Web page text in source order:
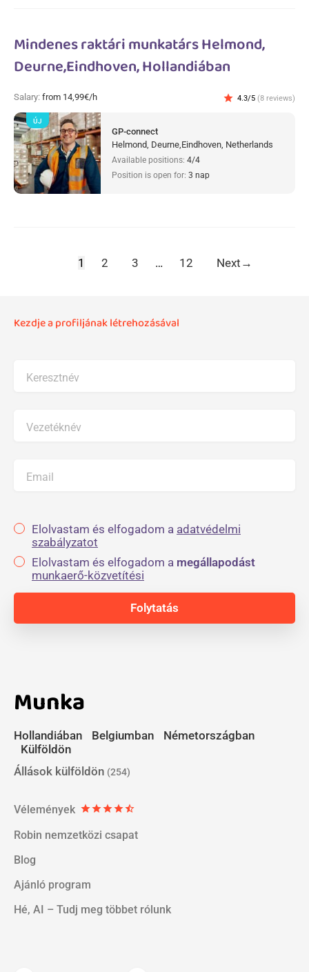
Mindenes raktári munkatárs Helmond,
Deurne,Eindhoven, Hollandiában
Salary: from 14,99€/h star 4.3/5 (8 reviews)
GP-connect
Helmond, Deurne,Eindhoven, Netherlands
Available positions: 4/4
Position is open for: 3 nap
ÚJ
1 2 3 … 12 Next →
Kezdje a profiljának létrehozásával
Keresztnév
Vezetéknév
Email
Elolvastam és elfogadom a adatvédelmi
szabályzatot
Elolvastam és elfogadom a megállapodást
munkaerő-közvetítési
Munka
Hollandiában Belgiumban
Németországban
Külföldön
Állások külföldön (254)
Vélemények starstarstarstarstar_half
Robin nemzetközi csapat
Blog
Ajánló program
Hé, AI – Tudj meg többet rólunk